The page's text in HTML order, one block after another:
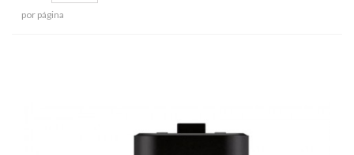
por página